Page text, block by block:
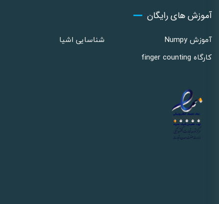
آموزش های رایگان
آموزش Numpy
شناسایی اشیا
کارگاه finger counting